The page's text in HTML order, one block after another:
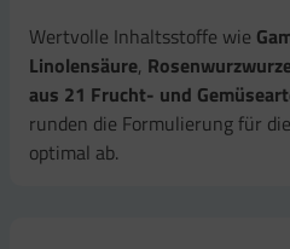
Wertvolle Inhaltsstoffe wie
Linolensäure,
aus 21 Frucht- und
runden die Formulierung für
optimal ab.